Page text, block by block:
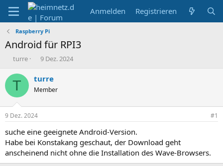
Anmelden Registrieren
Raspberry Pi
Android für RPI3
E
s
l
e
r
turre
E
s
e
t
a
m
9 Dez. 2024
T turre
Member
9 Dez. 2024 #1
suche eine geeignete Android-Version.
Habe bei Konstakang geschaut, der Download geht
anscheinend nicht ohne die Installation des Wave-Browsers.